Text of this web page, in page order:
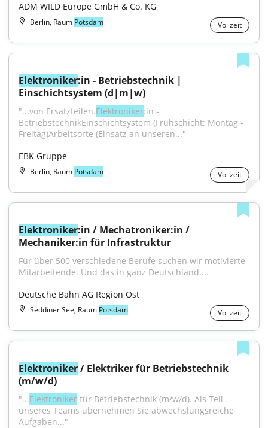
ADM WILD Europe GmbH & Co. KG
Berlin, Raum Potsdam Vollzeit
Elektroniker:in - Betriebstechnik |
Einschichtsystem (d|m|w)
"...von Ersatzteilen.Elektroniker:in -
BetriebstechnikEinschichtsystem (Frühschicht: Montag -
Freitag)Arbeitsorte (Einsatz an unseren..."
EBK Gruppe
Berlin, Raum Potsdam Vollzeit
Elektroniker:in / Mechatroniker:in /
Mechaniker:in für Infrastruktur
Für über 500 verschiedene Berufe suchen wir motivierte
Mitarbeitende. Und das in ganz Deutschland....
Deutsche Bahn AG Region Ost
Seddiner See, Raum Potsdam Vollzeit
Elektroniker / Elektriker für Betriebstechnik
(m/w/d)
"...Elektroniker für Betriebstechnik (m/w/d). Als Teil
unseres Teams übernehmen Sie abwechslungsreiche
Aufgaben..."